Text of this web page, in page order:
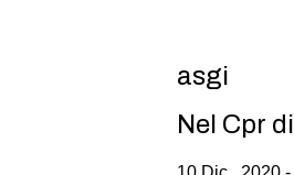
asgi
Nel Cpr